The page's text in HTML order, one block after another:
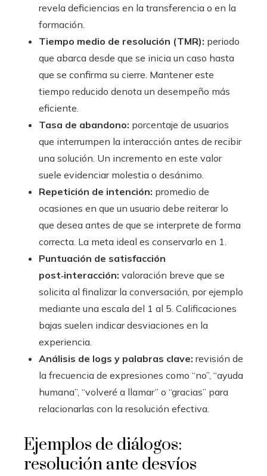
revela deficiencias en la transferencia o en la
formación.
Tiempo medio de resolución (TMR): periodo
que abarca desde que se inicia un caso hasta
que se confirma su cierre. Mantener este
tiempo reducido denota un desempeño más
eficiente.
Tasa de abandono: porcentaje de usuarios
que interrumpen la interacción antes de recibir
una solución. Un incremento en este valor
suele evidenciar molestia o desánimo.
Repetición de intención: promedio de
ocasiones en que un usuario debe reiterar lo
que desea antes de que se interprete de forma
correcta. La meta ideal es conservarlo en 1.
Puntuación de satisfacción
post‑interacción: valoración breve que se
solicita al finalizar la conversación, por ejemplo
mediante una escala del 1 al 5. Calificaciones
bajas suelen indicar desviaciones en la
experiencia.
Análisis de logs y palabras clave: revisión de
la frecuencia de expresiones como “no”, “ayuda
humana”, “volveré a llamar” o “gracias” para
relacionarlas con la resolución efectiva.
Ejemplos de diálogos:
resolución ante desvíos